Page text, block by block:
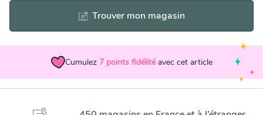
Trouver mon magasin
Cumulez 7 points fidélité avec cet article